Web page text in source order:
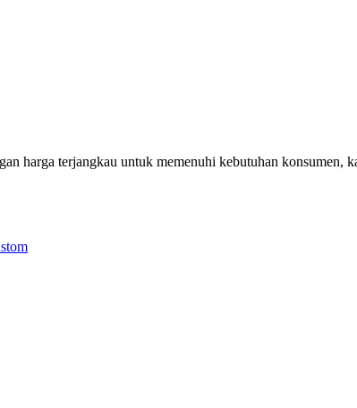
harga terjangkau untuk memenuhi kebutuhan konsumen,